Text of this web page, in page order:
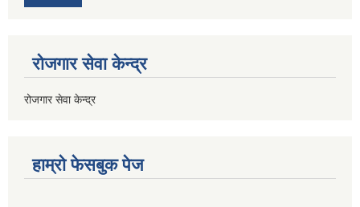
रोजगार सेवा केन्द्र
रोजगार सेवा केन्द्र
हाम्राे फेसबुक पेज